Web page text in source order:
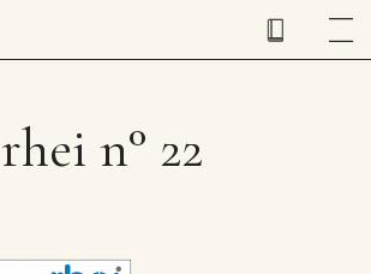
rhei n° 22